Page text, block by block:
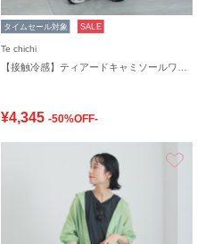
タイムセール対象 SALE
Te chichi
¥4,345 -50%OFF-